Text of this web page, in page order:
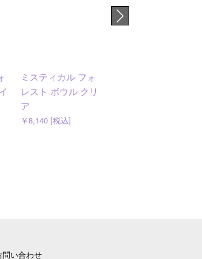
ミスティカル フォ
レスト ボウル クリ
ア
￥8,140 [税込]
問い合わせ